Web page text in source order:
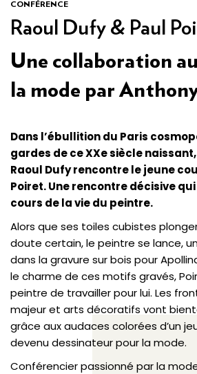
CONFÉRENCE
Raoul Dufy & Paul
Une collaboration
la mode par
Dans l’ébullition du Paris
gardes de ce XXe siècle
Raoul Dufy rencontre le jeune
Poiret. Une rencontre décisive
cours de la vie du peintre.
Alors que ses toiles cubistes
doute certain, le peintre se lance,
dans la gravure sur bois pour
le charme de ces motifs gravés,
peintre de travailler pour lui. Les
majeur et arts décoratifs vont
grâce aux audaces colorées d’un
devenu dessinateur pour la mode.
Conférencier passionné par la